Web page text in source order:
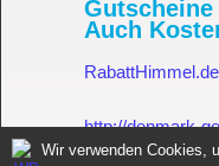
Gutscheine
Auch
RabattHimmel.de
http://denmark-
Wir verwenden Cookies,